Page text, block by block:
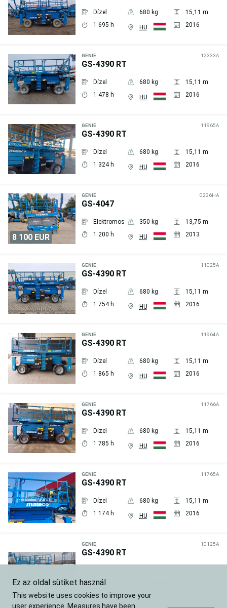
Dízel 680 kg
15,11 m
1 695 h
HU 2016
GENIE
GS-4390 RT
12333A
Dízel 680 kg
15,11 m
1 478 h
HU 2016
GENIE
GS-4390 RT
11965A
Dízel 680 kg
15,11 m
1 324 h
HU 2016
8 100 EUR
GENIE
GS-4047
0236HA
Elektromos 350 kg
13,75 m
1 200 h
HU 2013
GENIE
GS-4390 RT
11025A
Dízel 680 kg
15,11 m
1 754 h
HU 2016
GENIE
GS-4390 RT
11964A
Dízel 680 kg
15,11 m
1 865 h
HU 2016
GENIE
GS-4390 RT
11766A
Dízel 680 kg
15,11 m
1 785 h
HU 2016
GENIE
GS-4390 RT
11765A
Dízel 680 kg
15,11 m
1 174 h
HU 2016
GENIE
GS-4390 RT
10125A
1 617 h
Árajánlat
Ez az oldal sütiket használ
This website uses cookies to improve your
user experience. Measures have been